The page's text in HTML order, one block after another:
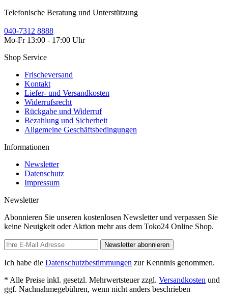
Telefonische Beratung und Unterstützung
040-7312 8888
Mo-Fr 13:00 - 17:00 Uhr
Shop Service
Frischeversand
Kontakt
Liefer- und Versandkosten
Widerrufsrecht
Rückgabe und Widerruf
Bezahlung und Sicherheit
Allgemeine Geschäftsbedingungen
Informationen
Newsletter
Datenschutz
Impressum
Newsletter
Abonnieren Sie unseren kostenlosen Newsletter und verpassen Sie
keine Neuigkeit oder Aktion mehr aus dem Toko24 Online Shop.
Newsletter abonnieren
Ich habe die Datenschutzbestimmungen zur Kenntnis genommen.
* Alle Preise inkl. gesetzl. Mehrwertsteuer zzgl. Versandkosten und
ggf. Nachnahmegebühren, wenn nicht anders beschrieben